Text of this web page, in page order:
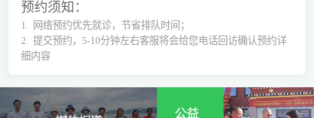
预约须知：
1.
网络预约优先就诊，节省排队时间；
2.
提交预约，5-10分钟左右客服将会给您电话回访确认预约详
细内容